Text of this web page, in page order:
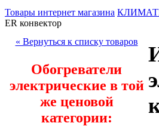
Товары интернет магазина
ER конвектор
« Вернуться к списку товаров
Обогреватели
электрические в той
же ценовой
категории: